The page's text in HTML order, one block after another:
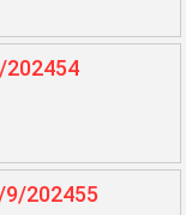
9/202455